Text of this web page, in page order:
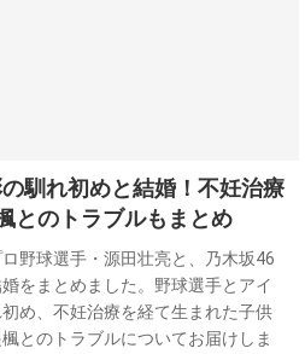
馴れ初めと結婚！不妊治療
とのトラブルもまとめ
野球選手・源田壮亮と、乃木坂46
をまとめました。野球選手とアイ
め、不妊治療を経て生まれた子供
とのトラブルについてお届けしま